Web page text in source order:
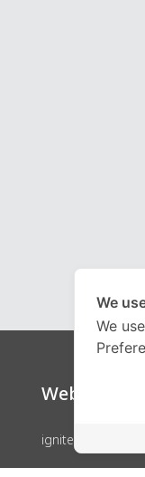
Website
ignite by
We
We